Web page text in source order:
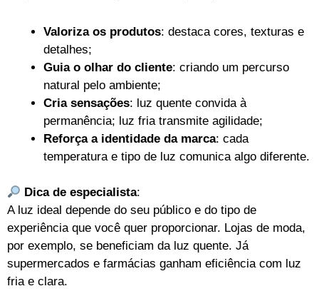
Valoriza os produtos: destaca cores, texturas e
detalhes;
Guia o olhar do cliente: criando um percurso
natural pelo ambiente;
Cria sensações: luz quente convida à
permanência; luz fria transmite agilidade;
Reforça a identidade da marca: cada
temperatura e tipo de luz comunica algo diferente.
Dica de especialista:
A luz ideal depende do seu público e do tipo de
experiência que você quer proporcionar. Lojas de moda,
por exemplo, se beneficiam da luz quente. Já
supermercados e farmácias ganham eficiência com luz
fria e clara.